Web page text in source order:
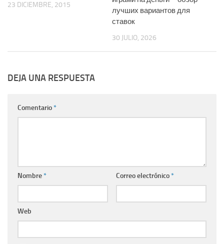
23 DICIEMBRE, 2015
лучших вариантов для
ставок
30 JULIO, 2026
DEJA UNA RESPUESTA
Comentario*
Nombre* Correo electrónico*
Web